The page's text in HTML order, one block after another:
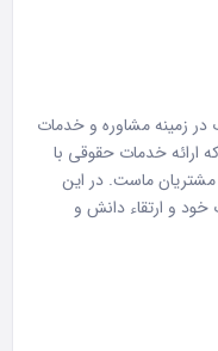
زمینه مشاوره و خدمات
ارائه خدمات حقوقی با
ماست. در این
خود و ارتقاء دانش و